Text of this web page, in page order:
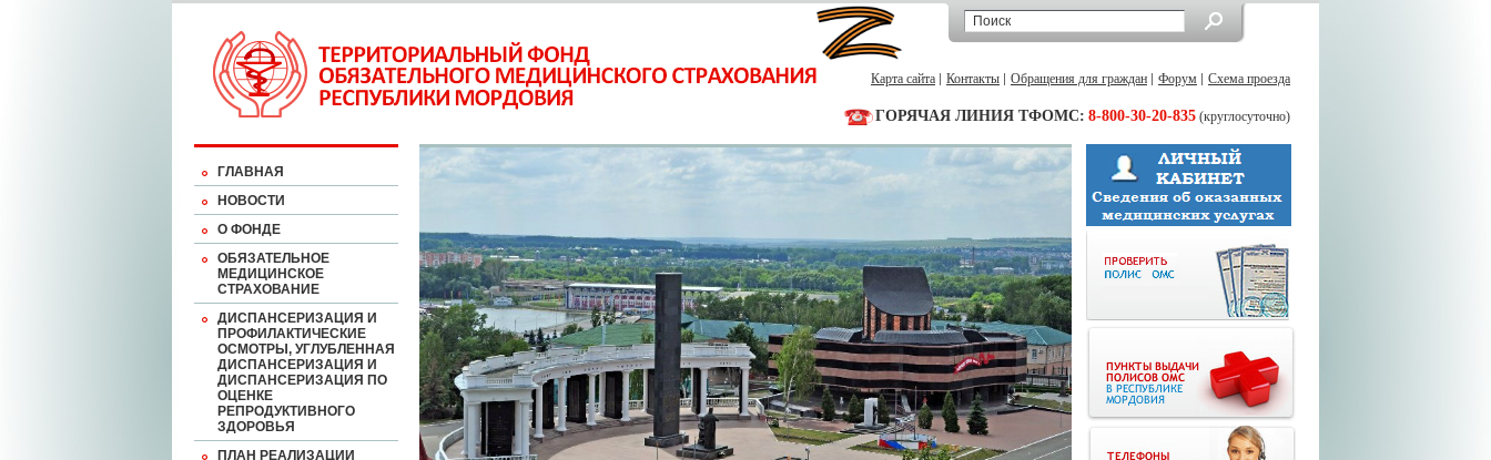
Карта сайта Контакты Обращения для граждан Форум Схема проезда
ГОРЯЧАЯ ЛИНИЯ ТФОМС: 8-800-30-20-835 (круглосуточно)
ГЛАВНАЯ
НОВОСТИ
О ФОНДЕ
ОБЯЗАТЕЛЬНОЕ
МЕДИЦИНСКОЕ
СТРАХОВАНИЕ
ДИСПАНСЕРИЗАЦИЯ И
ПРОФИЛАКТИЧЕСКИЕ
ОСМОТРЫ, УГЛУБЛЕННАЯ
ДИСПАНСЕРИЗАЦИЯ И
ДИСПАНСЕРИЗАЦИЯ ПО
ОЦЕНКЕ
РЕПРОДУКТИВНОГО
ЗДОРОВЬЯ
ПЛАН РЕАЛИЗАЦИИ